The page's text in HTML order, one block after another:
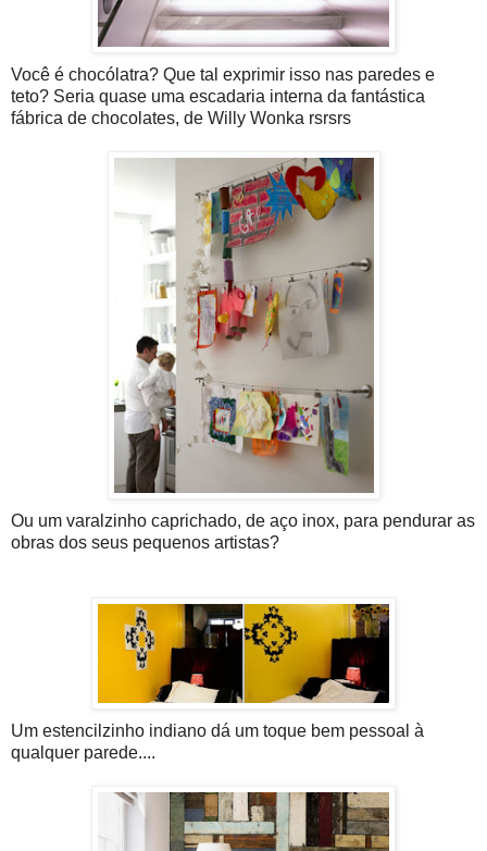
Você é chocólatra? Que tal exprimir isso nas paredes e
teto? Seria quase uma escadaria interna da fantástica
fábrica de chocolates, de Willy Wonka rsrsrs
Ou um varalzinho caprichado, de aço inox, para pendurar as
obras dos seus pequenos artistas?
Um estencilzinho indiano dá um toque bem pessoal à
qualquer parede....